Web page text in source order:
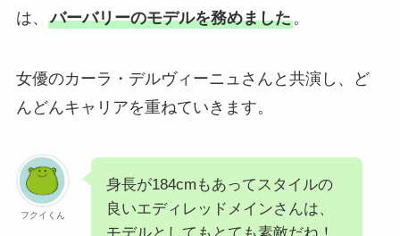
は、 バーバリーのモデルを務めました。
女優のカーラ・デルヴィーニュさんと共演し、ど
んどんキャリアを重ねていきます。
フクイくん
身長が184cmもあってスタイルの
良いエディレッドメインさんは、